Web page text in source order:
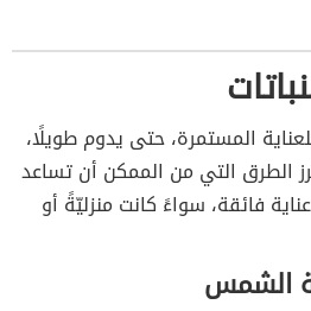
للعناية المستمرة، حتى يدوم طويلًا،
الطرق التي من الممكن أن تساعد
فائقة، سواءً كانت منزليّةً أو
الشمس